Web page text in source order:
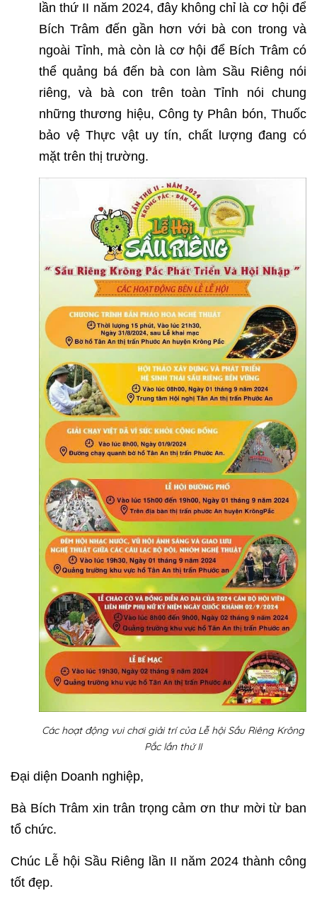
lần thứ II năm 2024, đây không chỉ là cơ hội để
Bích Trâm đến gần hơn với bà con trong và
ngoài Tỉnh, mà còn là cơ hội để Bích Trâm có
thể quảng bá đến bà con làm Sầu Riêng nói
riêng, và bà con trên toàn Tỉnh nói chung
những thương hiệu, Công ty Phân bón, Thuốc
bảo vệ Thực vật uy tín, chất lượng đang có
mặt trên thị trường.
Các hoạt động vui chơi giải trí của Lễ hội Sầu Riêng Krông
Pắc lần thứ II
Đại diện Doanh nghiệp,
Bà Bích Trâm xin trân trọng cảm ơn thư mời từ ban
tổ chức.
Chúc Lễ hội Sầu Riêng lần II năm 2024 thành công
tốt đẹp.